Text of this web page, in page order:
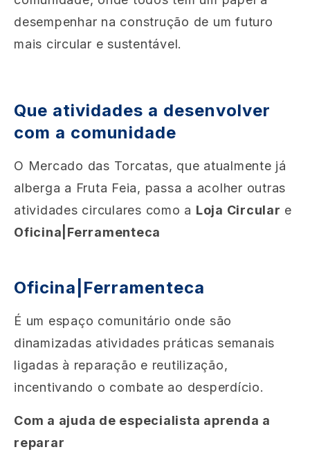
desempenhar na construção de um futuro
mais circular e sustentável.
Que atividades a desenvolver
com a comunidade
O Mercado das Torcatas, que atualmente já
alberga a Fruta Feia, passa a acolher outras
atividades circulares como a Loja Circular e
Oficina|Ferramenteca
Oficina|Ferramenteca
É um espaço comunitário onde são
dinamizadas atividades práticas semanais
ligadas à reparação e reutilização,
incentivando o combate ao desperdício.
Com a ajuda de especialista aprenda a
reparar